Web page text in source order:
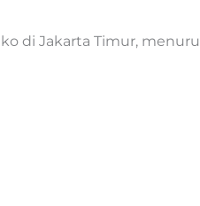
di Jakarta Timur,